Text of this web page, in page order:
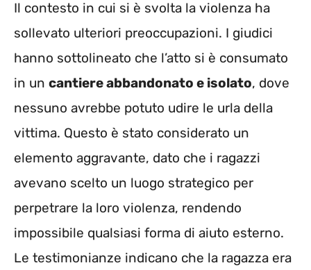
Il contesto in cui si è svolta la violenza ha
sollevato ulteriori preoccupazioni. I giudici
hanno sottolineato che l’atto si è consumato
in un cantiere abbandonato e isolato, dove
nessuno avrebbe potuto udire le urla della
vittima. Questo è stato considerato un
elemento aggravante, dato che i ragazzi
avevano scelto un luogo strategico per
perpetrare la loro violenza, rendendo
impossibile qualsiasi forma di aiuto esterno.
Le testimonianze indicano che la ragazza era